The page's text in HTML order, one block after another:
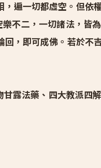
遍一切都虛空。 但依
不二，一切諸法，皆
，即可成佛。 若於不
法藥、四大教派四